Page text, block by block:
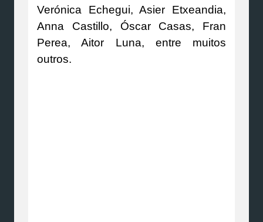
Verónica Echegui, Asier Etxeandia,
Anna Castillo, Óscar Casas, Fran
Perea, Aitor Luna, entre muitos
outros.